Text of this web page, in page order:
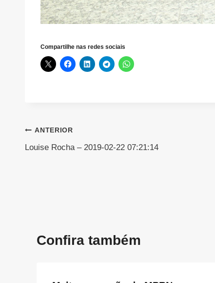
Compartilhe nas redes sociais
Navegação
de
ANTERIOR
Louise Rocha – 2019-02-22 07:21:14
Confira também